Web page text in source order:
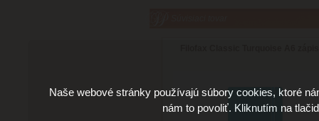
Naše webové stránky používajú súbory cookies, ktoré
nám to povoliť. Kliknutím na